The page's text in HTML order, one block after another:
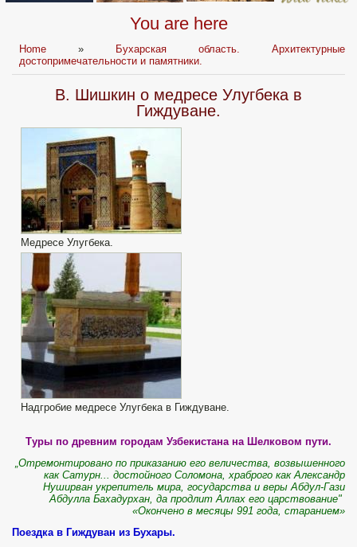
You are here
Home »
Бухарская область. Архитектурные
достопримечательности и памятники.
В. Шишкин о медресе Улугбека в
Гиждуване.
Медресе Улугбека.
Надгробие медресе Улугбека в Гиждуване.
Туры по древним городам Узбекистана на Шелковом пути.
„Отремонтировано по приказанию его величества, возвышенного
как Сатурн... достойного Соломона, храброго как Александр
Нуширван укрепитель мира, государства и веры Абдул-Гази
Абдулла Бахадурхан, да продлит Аллах его царствование"
«Окончено в месяцы 991 года, старанием»
Поездка в Гиждуван из Бухары.